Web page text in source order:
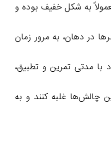
معمولاً به شکل خفیف بوده و
در دهان، به مرور زمان
با مدتی تمرین و تطبیق،
چالش‌ها غلبه کنند و به